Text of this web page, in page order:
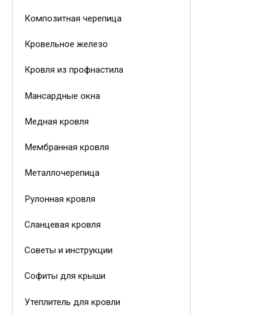
Композитная черепица
Кровельное железо
Кровля из профнастила
Мансардные окна
Медная кровля
Мембранная кровля
Металлочерепица
Рулонная кровля
Сланцевая кровля
Советы и инструкции
Софиты для крыши
Утеплитель для кровли